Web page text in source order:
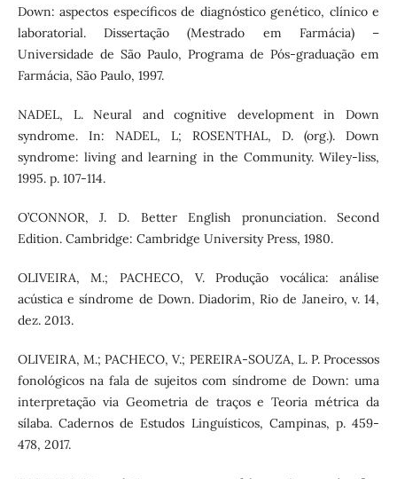
Down: aspectos específicos de diagnóstico genético, clínico e
laboratorial. Dissertação (Mestrado em Farmácia) –
Universidade de São Paulo, Programa de Pós-graduação em
Farmácia, São Paulo, 1997.
NADEL, L. Neural and cognitive development in Down
syndrome. In: NADEL, L; ROSENTHAL, D. (org.). Down
syndrome: living and learning in the Community. Wiley-liss,
1995. p. 107-114.
O’CONNOR, J. D. Better English pronunciation. Second
Edition. Cambridge: Cambridge University Press, 1980.
OLIVEIRA, M.; PACHECO, V. Produção vocálica: análise
acústica e síndrome de Down. Diadorim, Rio de Janeiro, v. 14,
dez. 2013.
OLIVEIRA, M.; PACHECO, V.; PEREIRA-SOUZA, L. P. Processos
fonológicos na fala de sujeitos com síndrome de Down: uma
interpretação via Geometria de traços e Teoria métrica da
sílaba. Cadernos de Estudos Linguísticos, Campinas, p. 459-
478, 2017.